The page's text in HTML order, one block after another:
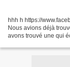
hhh h https://
Nous avions déjà
avons trouvé une qui